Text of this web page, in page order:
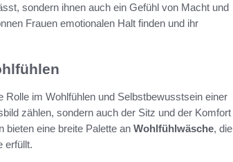
sondern ihnen auch ein Gefühl von Macht und
Frauen emotionalen Halt finden und ihr
Rolle im Wohlfühlen und Selbstbewusstsein einer
zählen, sondern auch der Sitz und der Komfort
bieten eine breite Palette an Wohlfühlwäsche, die
erfüllt.